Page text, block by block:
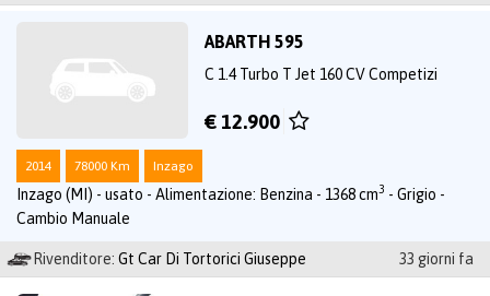
ABARTH 595
C 1.4 Turbo T Jet 160 CV Competizi
€ 12.900
2014 78000 Km Inzago
Inzago (MI) - usato - Alimentazione: Benzina - 1368 cm3 - Grigio -
Cambio Manuale
Rivenditore: Gt Car Di Tortorici Giuseppe 33 giorni fa